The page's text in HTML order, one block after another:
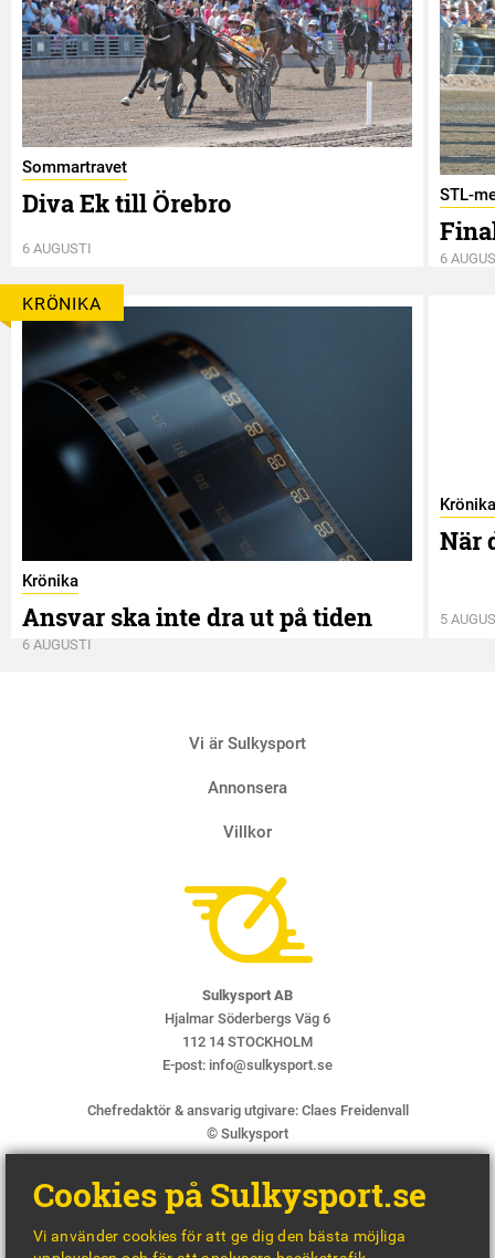
Sommartravet
Diva Ek till Örebro
6 AUGUSTI
STL-
6
KRÖNIKA
Krönika
Ansvar ska inte dra ut på tiden
6 AUGUSTI
Krönika
När
5
Vi är Sulkysport
Annonsera
Villkor
Sulkysport AB
Hjalmar Söderbergs Väg 6
112 14 STOCKHOLM
E-post: info@sulkysport.se
Chefredaktör & ansvarig utgivare: Claes Freidenvall
© Sulkysport
Cookies på Sulkysport.se
Vi använder cookies för att ge dig den bästa möjliga